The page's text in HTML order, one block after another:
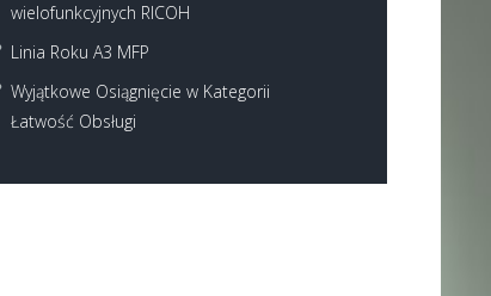
Next item
mpc2003-1
wielofunkcyjnych RICOH
Linia Roku A3 MFP
Wyjątkowe Osiągnięcie w Kategorii
Łatwość Obsługi